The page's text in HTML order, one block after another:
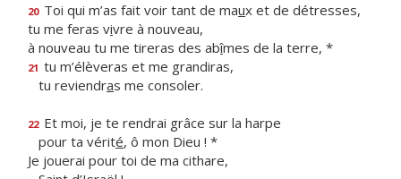
20 Toi qui m’as fait voir tant de maux et de détresses,
tu me feras vivre à nouveau,
à nouveau tu me tireras des abîmes de la terre, *
21 tu m’élèveras et me grandiras,
tu reviendras me consoler.
22 Et moi, je te rendrai grâce sur la harpe
pour ta vérité, ô mon Dieu ! *
Je jouerai pour toi de ma cithare,